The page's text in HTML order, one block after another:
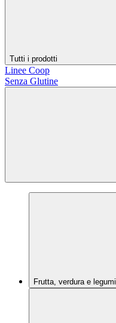
Tutti i prodotti
Linee Coop
Senza Glutine
Frutta, verdura e legumi